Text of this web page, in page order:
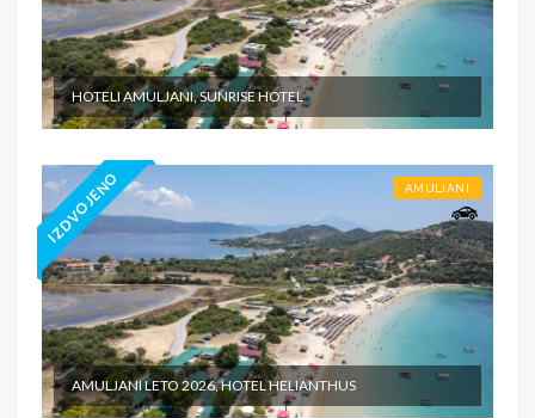
HOTELI AMULJANI, SUNRISE HOTEL
IZDVOJENO AMULJANI
AMULJANI LETO 2026, HOTEL HELIANTHUS